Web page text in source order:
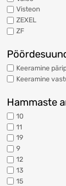
Visteon
ZEXEL
ZF
Keeramine
Keeramine
Hammaste
10
11
19
9
12
13
15